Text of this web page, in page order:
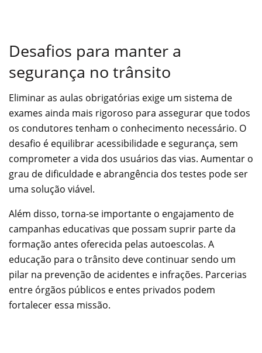
Desafios para manter a
segurança no trânsito
Eliminar as aulas obrigatórias exige um sistema de
exames ainda mais rigoroso para assegurar que todos
os condutores tenham o conhecimento necessário. O
desafio é equilibrar acessibilidade e segurança, sem
comprometer a vida dos usuários das vias. Aumentar o
grau de dificuldade e abrangência dos testes pode ser
uma solução viável.
Além disso, torna-se importante o engajamento de
campanhas educativas que possam suprir parte da
formação antes oferecida pelas autoescolas. A
educação para o trânsito deve continuar sendo um
pilar na prevenção de acidentes e infrações. Parcerias
entre órgãos públicos e entes privados podem
fortalecer essa missão.